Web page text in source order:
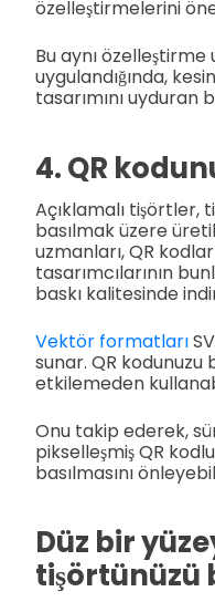
özelleştirmelerini
Bu aynı özelleştirme
uygulandığında,
tasarımını uyduran
4. QR
Açıklamalı tişörtler,
basılmak üzere
uzmanları, QR
tasarımcılarının
baskı kalitesinde
Vektör formatları
sunar. QR
etkilemeden
Onu takip ederek,
pikselleşmiş QR
basılmasını
Düz bir
tişörtünüzü